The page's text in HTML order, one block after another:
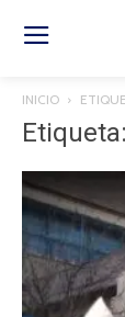
INICIO